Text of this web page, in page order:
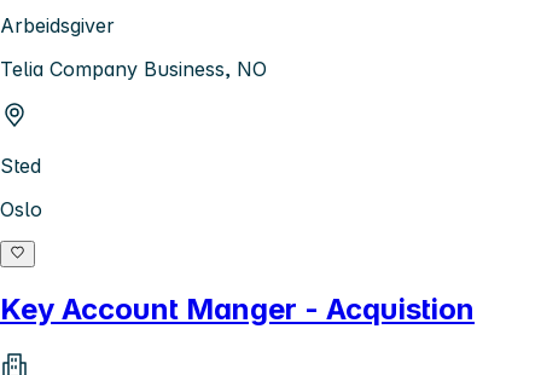
Arbeidsgiver
Telia Company Business, NO
Sted
Oslo
Key Account Manger - Acquistion